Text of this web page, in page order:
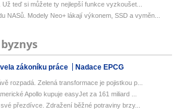
Už teď si můžete ty nejlepší funkce vyzkoušet...
NASů. Modely Neo+ lákají výkonem, SSD a vyměn...
zákoníku práce Nadace EPCG
rozpadá. Zelená transformace je pojistkou p...
Apollo kupuje easyJet za 161 miliard ...
přezdívce. Zdražení běžné potraviny brzy...